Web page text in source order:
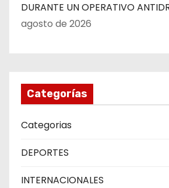
DURANTE UN OPERATIVO
agosto de 2026
Categorías
Categorias
DEPORTES
INTERNACIONALES